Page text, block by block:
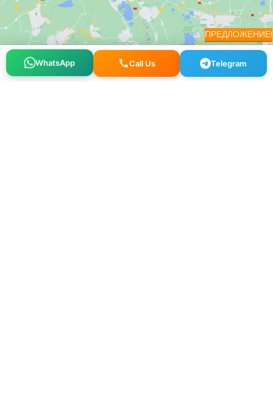
WhatsApp Call Us Telegram
ПРЕДЛОЖЕНИЕ!